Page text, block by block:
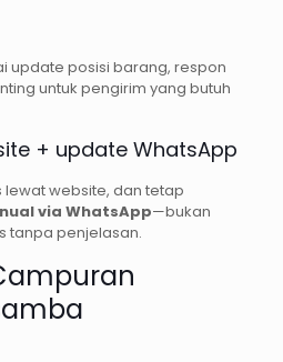
update posisi barang, respon
untuk pengirim yang butuh
+ update WhatsApp
lewat website, dan tetap
via WhatsApp—bukan
tanpa penjelasan.